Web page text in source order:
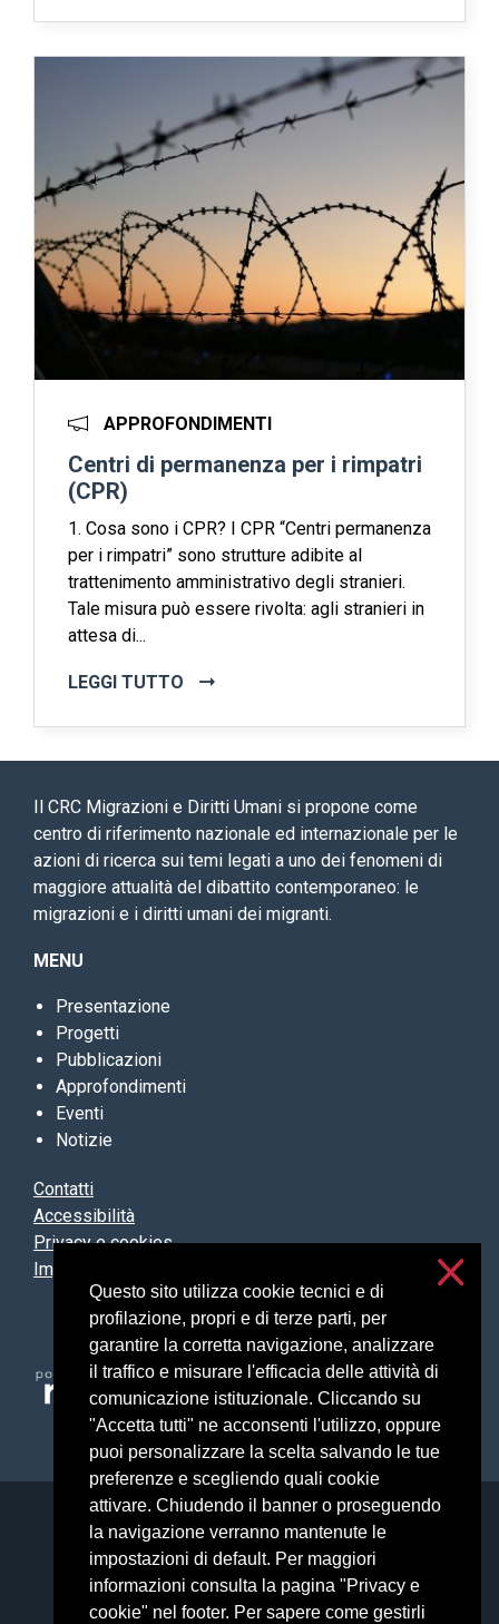
Questo sito utilizza cookie tecnici e di
profilazione, propri e di terze parti, per
garantire la corretta navigazione, analizzare
il traffico e misurare l'efficacia delle attività di
comunicazione istituzionale. Cliccando su
"Accetta tutti" ne acconsenti l'utilizzo, oppure
puoi personalizzare la scelta salvando le tue
preferenze e scegliendo quali cookie
attivare. Chiudendo il banner o proseguendo
la navigazione verranno mantenute le
impostazioni di default. Per maggiori
informazioni consulta la pagina "Privacy e
cookie" nel footer. Per sapere come gestirli
APPROFONDIMENTI
Centri di permanenza per i rimpatri
(CPR)
1. Cosa sono i CPR? I CPR “Centri permanenza
per i rimpatri” sono strutture adibite al
trattenimento amministrativo degli stranieri.
Tale misura può essere rivolta: agli stranieri in
attesa di...
LEGGI TUTTO
Il CRC Migrazioni e Diritti Umani si propone come
centro di riferimento nazionale ed internazionale per le
azioni di ricerca sui temi legati a uno dei fenomeni di
maggiore attualità del dibattito contemporaneo: le
migrazioni e i diritti umani dei migranti.
MENU
Presentazione
Progetti
Pubblicazioni
Approfondimenti
Eventi
Notizie
Contatti
Accessibilità
Privacy e cookies
Impostazioni cookie
Università degli Studi di Milano
Via Festa del Perdono, 7 - 20122 Milano
Posta Elettronica Certificata